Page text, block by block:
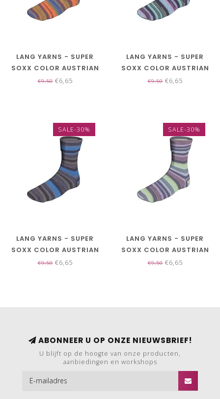
LANG YARNS - SUPER
SOXX COLOR AUSTRIAN
LAKES 4 PLY 901.0421
€9,50€6,65
LANG YARNS - SUPER
SOXX COLOR AUSTRIAN
LAKES 4 PLY 901.0422
€9,50€6,65
SALE-30%
LANG YARNS - SUPER
SOXX COLOR AUSTRIAN
LAKES 4 PLY 901.0423
€9,50€6,65
SALE-30%
LANG YARNS - SUPER
SOXX COLOR AUSTRIAN
LAKES 4 PLY 901.0424
€9,50€6,65
ABONNEER U OP ONZE NIEUWSBRIEF!
U blijft op de hoogte van onze producten,
aanbiedingen en workshops